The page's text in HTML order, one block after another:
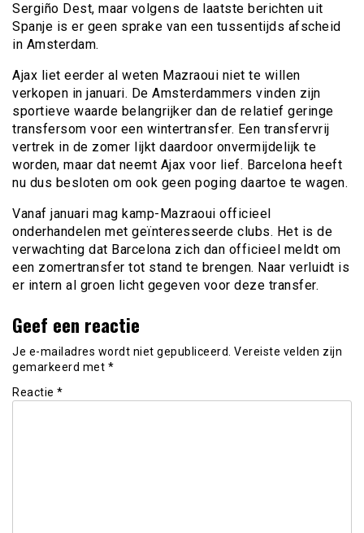
Sergiño Dest, maar volgens de laatste berichten uit
Spanje is er geen sprake van een tussentijds afscheid
in Amsterdam.
Ajax liet eerder al weten Mazraoui niet te willen
verkopen in januari. De Amsterdammers vinden zijn
sportieve waarde belangrijker dan de relatief geringe
transfersom voor een wintertransfer. Een transfervrij
vertrek in de zomer lijkt daardoor onvermijdelijk te
worden, maar dat neemt Ajax voor lief. Barcelona heeft
nu dus besloten om ook geen poging daartoe te wagen.
Vanaf januari mag kamp-Mazraoui officieel
onderhandelen met geïnteresseerde clubs. Het is de
verwachting dat Barcelona zich dan officieel meldt om
een zomertransfer tot stand te brengen. Naar verluidt is
er intern al groen licht gegeven voor deze transfer.
Geef een reactie
Je e-mailadres wordt niet gepubliceerd. Vereiste velden zijn
gemarkeerd met *
Reactie *